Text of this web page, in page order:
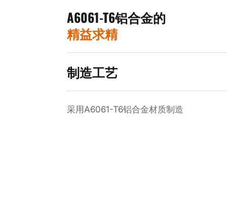
A6061-T6铝合金的
精益求精
制造工艺
采用A6061-T6铝合金材质制造